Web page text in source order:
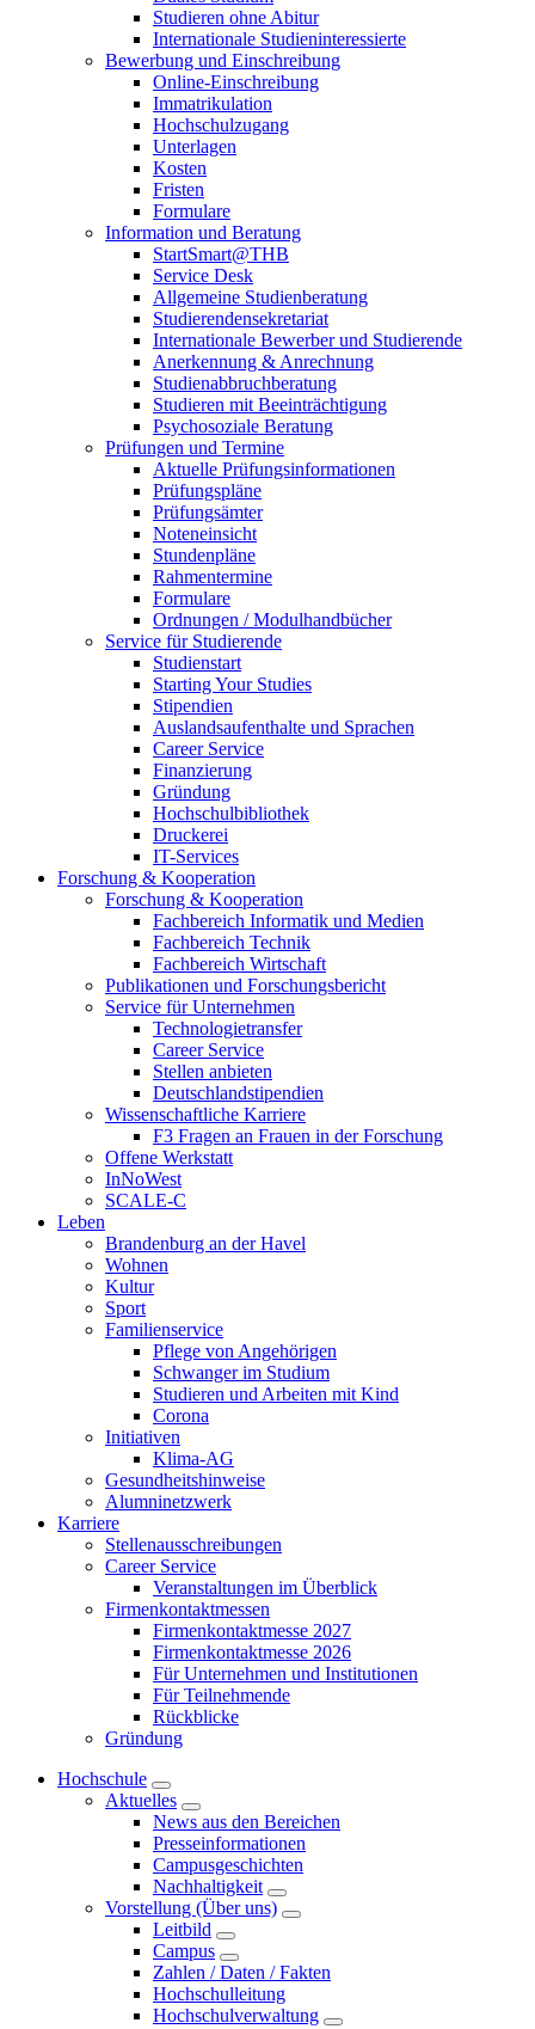
Studieren ohne Abitur
Internationale Studieninteressierte
Bewerbung und Einschreibung
Online-Einschreibung
Immatrikulation
Hochschulzugang
Unterlagen
Kosten
Fristen
Formulare
Information und Beratung
StartSmart@THB
Service Desk
Allgemeine Studienberatung
Studierendensekretariat
Internationale Bewerber und Studierende
Anerkennung & Anrechnung
Studienabbruchberatung
Studieren mit Beeinträchtigung
Psychosoziale Beratung
Prüfungen und Termine
Aktuelle Prüfungsinformationen
Prüfungspläne
Prüfungsämter
Noteneinsicht
Stundenpläne
Rahmentermine
Formulare
Ordnungen / Modulhandbücher
Service für Studierende
Studienstart
Starting Your Studies
Stipendien
Auslandsaufenthalte und Sprachen
Career Service
Finanzierung
Gründung
Hochschulbibliothek
Druckerei
IT-Services
Forschung & Kooperation
Forschung & Kooperation
Fachbereich Informatik und Medien
Fachbereich Technik
Fachbereich Wirtschaft
Publikationen und Forschungsbericht
Service für Unternehmen
Technologietransfer
Career Service
Stellen anbieten
Deutschlandstipendien
Wissenschaftliche Karriere
F3 Fragen an Frauen in der Forschung
Offene Werkstatt
InNoWest
SCALE-C
Leben
Brandenburg an der Havel
Wohnen
Kultur
Sport
Familienservice
Pflege von Angehörigen
Schwanger im Studium
Studieren und Arbeiten mit Kind
Corona
Initiativen
Klima-AG
Gesundheitshinweise
Alumninetzwerk
Karriere
Stellenausschreibungen
Career Service
Veranstaltungen im Überblick
Firmenkontaktmessen
Firmenkontaktmesse 2027
Firmenkontaktmesse 2026
Für Unternehmen und Institutionen
Für Teilnehmende
Rückblicke
Gründung
Hochschule
Aktuelles
News aus den Bereichen
Presseinformationen
Campusgeschichten
Nachhaltigkeit
Vorstellung (Über uns)
Leitbild
Campus
Zahlen / Daten / Fakten
Hochschulleitung
Hochschulverwaltung